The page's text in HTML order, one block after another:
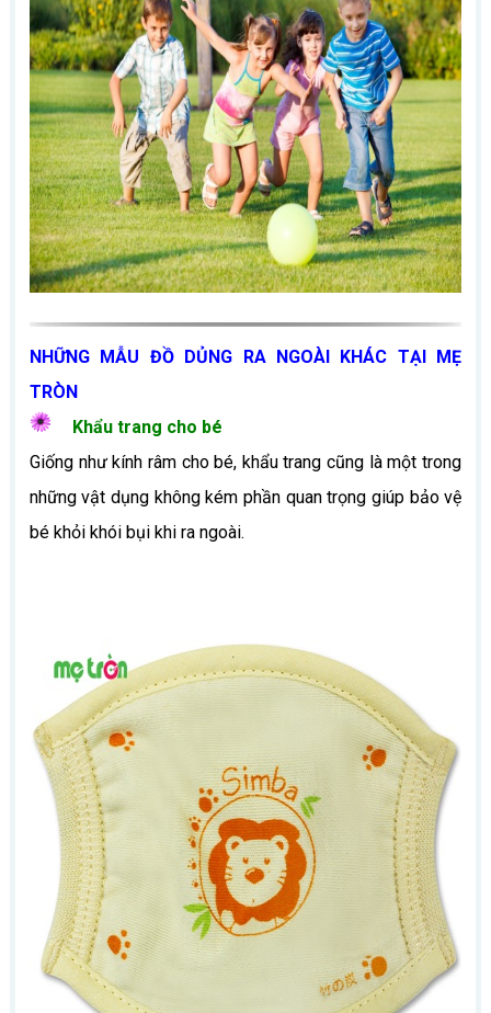
NHỮNG MẪU ĐỒ DỦNG RA NGOÀI KHÁC TẠI MẸ
TRÒN
Khẩu trang cho bé
Giống như kính râm cho bé, khẩu trang cũng là một trong
những vật dụng không kém phần quan trọng giúp bảo vệ
bé khỏi khói bụi khi ra ngoài.